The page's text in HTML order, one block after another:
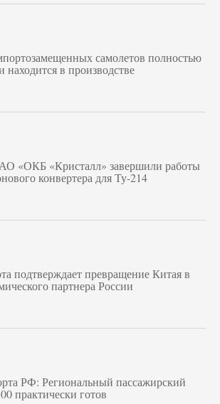
самолетов полностью
находится в производстве
«ОКБ «Кристалл» завершили работы
конвертера для Ту-214
подтверждает превращение Китая в
партнера России
РФ: Региональный пассажирский
практически готов